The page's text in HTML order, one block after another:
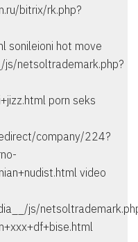
bitrix/rk.php?
sonileioni hot move
js/netsoltrademark.php?
porn seks
company/224?
video
js/